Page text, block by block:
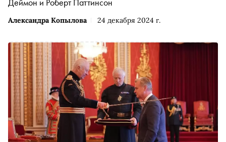
Александра Копылова 24 декабря 2024 г.